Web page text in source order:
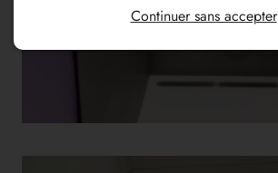
Continuer sans accepter